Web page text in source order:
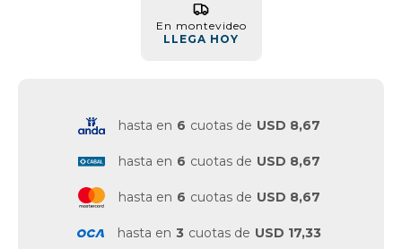
En montevideo
LLEGA HOY
hasta en 6 cuotas de USD 8,67
hasta en 6 cuotas de USD 8,67
hasta en 6 cuotas de USD 8,67
hasta en 3 cuotas de USD 17,33